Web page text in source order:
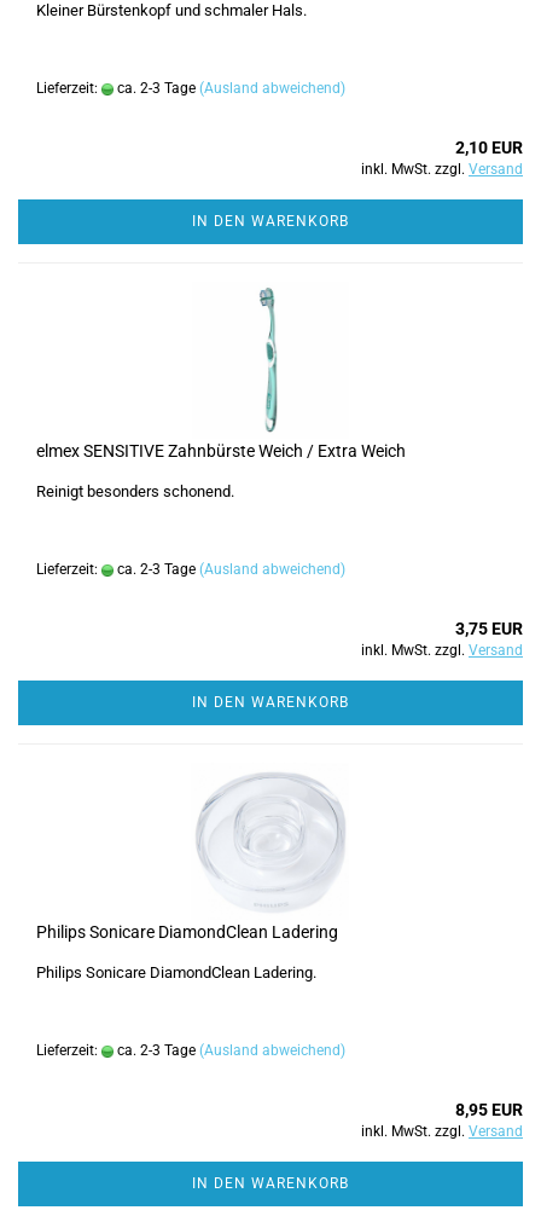
Kleiner Bürstenkopf und schmaler Hals.
Lieferzeit: ca. 2-3 Tage (Ausland abweichend)
2,10 EUR
inkl. MwSt. zzgl. Versand
IN DEN WARENKORB
elmex SENSITIVE Zahnbürste Weich / Extra Weich
Reinigt besonders schonend.
Lieferzeit: ca. 2-3 Tage (Ausland abweichend)
3,75 EUR
inkl. MwSt. zzgl. Versand
IN DEN WARENKORB
Philips Sonicare DiamondClean Ladering
Philips Sonicare DiamondClean Ladering.
Lieferzeit: ca. 2-3 Tage (Ausland abweichend)
8,95 EUR
inkl. MwSt. zzgl. Versand
IN DEN WARENKORB